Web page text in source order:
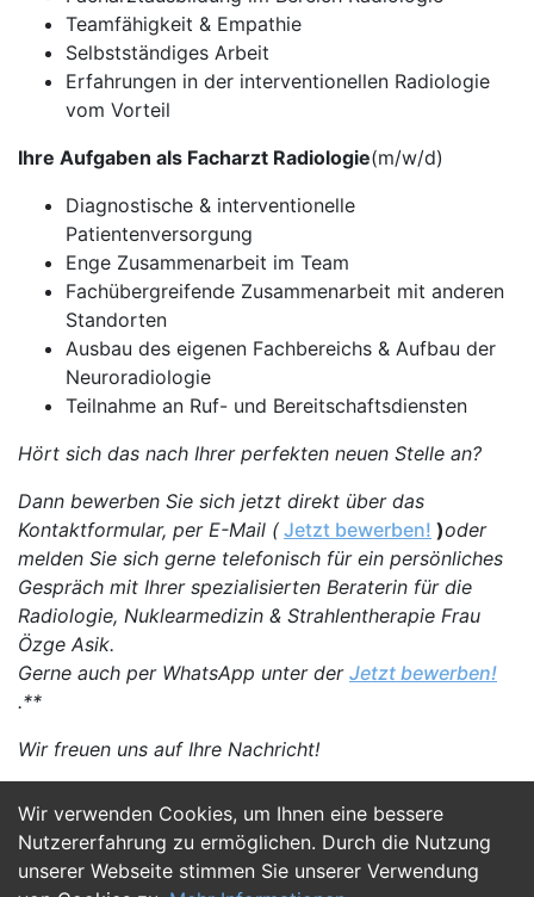
Wir verwenden Cookies, um Ihnen eine bessere
Nutzererfahrung zu ermöglichen. Durch die Nutzung
unserer Webseite stimmen Sie unserer Verwendung
Teamfähigkeit & Empathie
Selbstständiges Arbeit
Erfahrungen in der interventionellen Radiologie
vom Vorteil
Ihre Aufgaben als Facharzt Radiologie(m/w/d)
Diagnostische & interventionelle
Patientenversorgung
Enge Zusammenarbeit im Team
Fachübergreifende Zusammenarbeit mit anderen
Standorten
Ausbau des eigenen Fachbereichs & Aufbau der
Neuroradiologie
Teilnahme an Ruf- und Bereitschaftsdiensten
Hört sich das nach Ihrer perfekten neuen Stelle an?
Dann bewerben Sie sich jetzt direkt über das
Kontaktformular, per E-Mail ( Jetzt bewerben! )oder
melden Sie sich gerne telefonisch für ein persönliches
Gespräch mit Ihrer spezialisierten Beraterin für die
Radiologie, Nuklearmedizin & Strahlentherapie Frau
Özge Asik.
Gerne auch per WhatsApp unter der Jetzt bewerben!
.**
Wir freuen uns auf Ihre Nachricht!
Jetzt Bewerben